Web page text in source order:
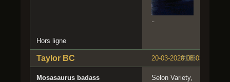
..
Hors ligne
#183
20-03-2020 08:03:19
Taylor BC
Mosasaurus badass
Selon Variety,